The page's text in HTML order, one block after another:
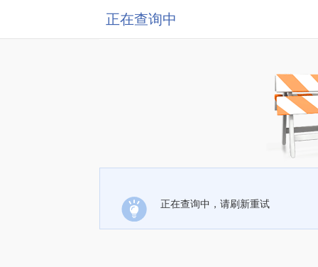
正在查询中
正在查询中，请刷新重试